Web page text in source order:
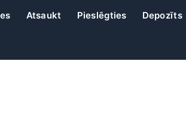
Atsaukt Pieslēgties Depozīts